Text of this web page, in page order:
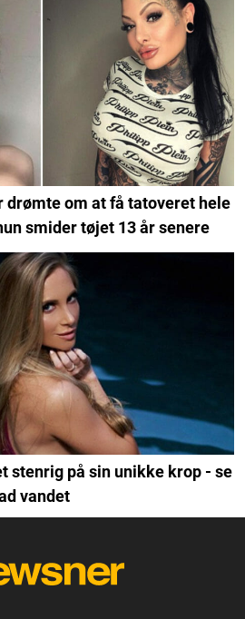
drømte om at få tatoveret hele
smider tøjet 13 år senere
stenrig på sin unikke krop - se
vandet